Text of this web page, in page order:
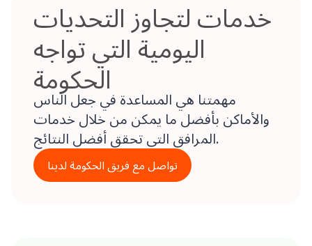
خدمات لتجاوز التحديات
اليومية التي تواجه
الحكومة
مهمتنا هي المساعدة في جعل الناس
والأماكن بأفضل ما يمكن من خلال خدمات
المرافق التي تحقق أفضل النتائج.
تواصل مع فريق الحكومة لدينا